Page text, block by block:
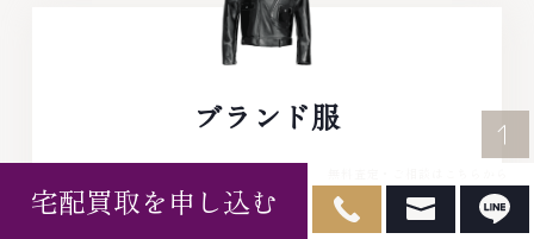
ブランド服
保管しているお洋服はございませんか。1年以上来ていない
服なら今が一番の手放し時でございます。多少のシミ・色
宅配買取を申し込む